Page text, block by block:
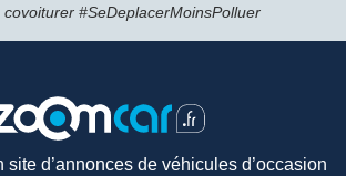
covoiturer #SeDeplacerMoinsPolluer
site d’annonces de véhicules d’occasion